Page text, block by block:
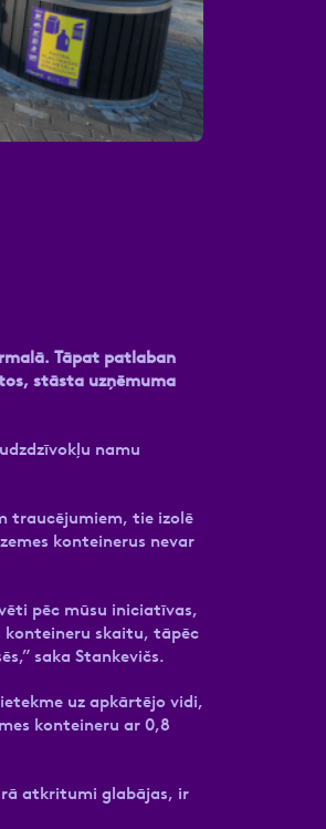
Tāpat patlaban
stāsta uzņēmuma
namu
traucējumiem, tie izolē
konteinerus nevar
pēc mūsu iniciatīvas,
konteineru skaitu, tāpēc
saka Stankevičs.
uz apkārtējo vidi,
konteineru ar 0,8
atkritumi glabājas, ir